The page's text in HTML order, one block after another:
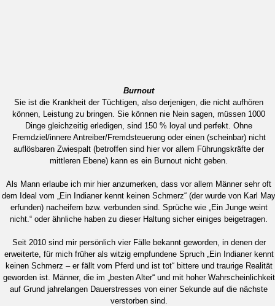
Burnout
Sie ist die Krankheit der Tüchtigen, also derjenigen, die nicht aufhören
können, Leistung zu bringen. Sie können nie Nein sagen, müssen 1000
Dinge gleichzeitig erledigen, sind 150 % loyal und perfekt. Ohne
Fremdziel/innere Antreiber/Fremdsteuerung oder einen (scheinbar) nicht
auflösbaren Zwiespalt (betroffen sind hier vor allem Führungskräfte der
mittleren Ebene) kann es ein Burnout nicht geben.
Als Mann erlaube ich mir hier anzumerken, dass vor allem Männer sehr oft
dem Ideal vom „Ein Indianer kennt keinen Schmerz“ (der wurde von Karl May
erfunden) nacheifern bzw. verbunden sind. Sprüche wie „Ein Junge weint
nicht.“ oder ähnliche haben zu dieser Haltung sicher einiges beigetragen.
Seit 2010 sind mir persönlich vier Fälle bekannt geworden, in denen der
erweiterte, für mich früher als witzig empfundene Spruch „Ein Indianer kennt
keinen Schmerz – er fällt vom Pferd und ist tot“ bittere und traurige Realität
geworden ist. Männer, die im „besten Alter“ und mit hoher Wahrscheinlichkeit
auf Grund jahrelangen Dauerstresses von einer Sekunde auf die nächste
verstorben sind.